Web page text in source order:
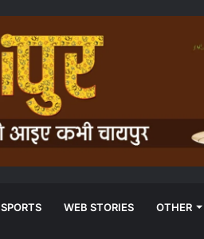
SPORTS WEB STORIES OTHER